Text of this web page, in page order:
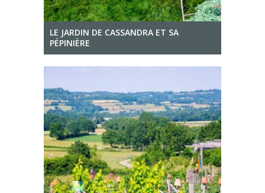
LE JARDIN DE CASSANDRA ET SA
PÉPINIÈRE